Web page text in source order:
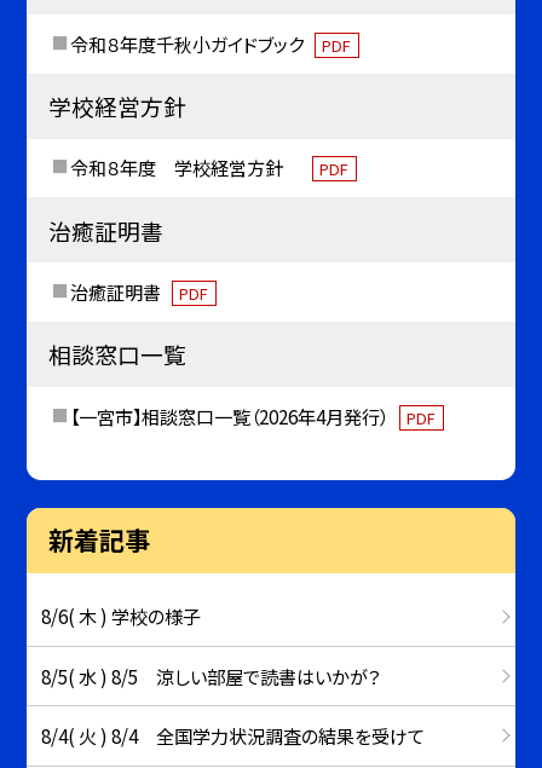
令和８年度千秋小ガイドブック PDF
学校経営方針
令和８年度 学校経営方針 PDF
治癒証明書
治癒証明書 PDF
相談窓口一覧
【一宮市】相談窓口一覧（2026年4月発行） PDF
新着記事
8/6( 木 ) 学校の様子
8/5( 水 ) 8/5 涼しい部屋で読書はいかが？
8/4( 火 ) 8/4 全国学力状況調査の結果を受けて